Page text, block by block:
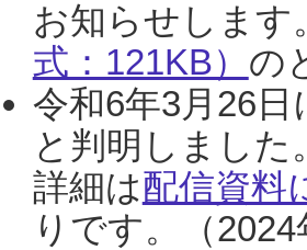
お知らせします
式：121KB） の
令和6年3月26
と判明しまし
詳細は配信資料
りです。（2024